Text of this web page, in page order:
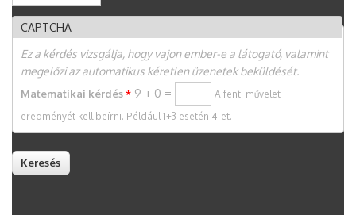
CAPTCHA
Ez a kérdés vizsgálja, hogy vajon ember-e a látogató, valamint
megelőzi az automatikus kéretlen üzenetek beküldését.
Matematikai kérdés* 9 + 0 =
A fenti művelet
eredményét kell beírni. Például 1+3 esetén 4-et.